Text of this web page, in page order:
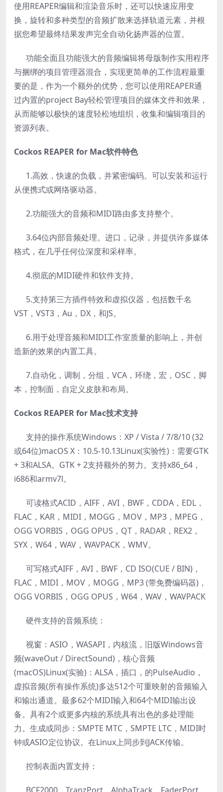
使用REAPER编辑和渲染音乐时，还可以快速应用变
换，旋转和多种类型的音频扩散来选择轨道元素，并根
据您希望最终结果发声完全自动化扬声器的位置。
功能全面且功能强大的音频编辑将母版制作实用程序
与捆绑的项目管理器混合，实现更简单的工作流程最重
要的是，作为一个额外的优势，您可以使用REAPER通
过内置的project Bay轻松管理项目的媒体文件和效果，
从而能够以极快的速度轻松地组织，收集和编辑项目的
资源列表。
Cockos REAPER for Mac软件特色
1.高效，快速的负载，并紧密编码。可以安装和运行
从便携式或网络驱动器。
2.功能强大的音频和MIDI路由多支持整个。
3.64位内部音频处理。进口，记录，并提供许多媒体
格式，在几乎任何位深度和采样率。
4.彻底的MIDI硬件和软件支持。
5.支持第三方插件特效和虚拟仪器，包括数千名
VST，VST3，Au，DX，和JS。
6.用于处理音频和MIDI工作室质量的影响上，并创
造新的效果的内置工具。
7.自动化，调制，分组，VCA，环绕，宏，OSC，脚
本，控制面，自定义皮肤和布局。
Cockos REAPER for Mac技术支持
支持的操作系统Windows：XP / Vista / 7/8/10 (32
或64位)macOS X：10.5-10.13Linux(实验性)：需要GTK
+ 3和ALSA。GTK + 2支持额外的努力。支持x86_64，
i686和armv7l。
可读格式ACID，AIFF，AVI，BWF，CDDA，EDL，
FLAC，KAR，MIDI，MOGG，MOV，MP3，MPEG，
OGG VORBIS，OGG OPUS，QT，RADAR，REX2，
SYX，W64，WAV，WAVPACK，WMV。
可写格式AIFF，AVI，BWF，CD ISO(CUE / BIN)，
FLAC，MIDI，MOV，MOGG，MP3 (带免费编码器)，
OGG VORBIS，OGG OPUS，W64，WAV，WAVPACK
硬件支持的音频系统：
视窗：ASIO，WASAPI，内核流，旧版Windows音
频(waveOut / DirectSound)，核心音频
(macOS)Linux(实验)：ALSA，插口，的PulseAudio，
虚拟音频(所有操作系统)多达512个可重映射的音频输入
和输出通道。最多62个MIDI输入和64个MIDI输出设
备。具有2个或更多内核的系统具有出色的多处理能
力。生成或同步：SMPTE MTC，SMPTE LTC，MIDI时
钟或ASIO定位协议。在Linux上同步到JACK传输。
控制表面内置支持：